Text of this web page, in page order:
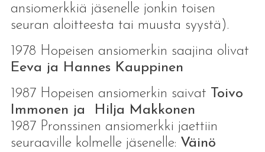
ansiomerkkiä jäsenelle jonkin toisen
seuran aloitteesta tai muusta syystä).
1978 Hopeisen ansiomerkin saajina olivat
Eeva ja Hannes Kauppinen
1987 Hopeisen ansiomerkin saivat Toivo
Immonen ja Hilja Makkonen
1987 Pronssinen ansiomerkki jaettiin
seuraaville kolmelle jäsenelle: Väinö